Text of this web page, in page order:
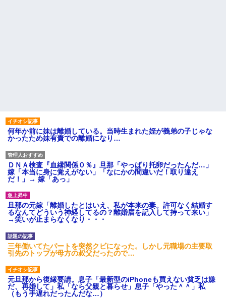
何年か前に妹は離婚している。当時生まれた姪が義弟の子じゃな
かったため妹有責での離婚になり…
ＤＮＡ検査『血縁関係０％』旦那「やっぱり托卵だったんだ…」
嫁「本当に身に覚えがない」「なにかの間違いだ！取り違え
だ！」→ 嫁「あっ」
旦那の元嫁「離婚したとはいえ、私が本来の妻。許可なく結婚す
るなんてどういう神経してるの？離婚届を記入して持って来い」
→笑いが止まらなくなり・・・
三年働いてたパートを突然クビになった。しかし元職場の主要取
引先のトップが母方の叔父だったので…
元旦那から復縁要請。息子「最新型のiPhoneも買えない貧乏は嫌
だ、再婚して」私「なら父親と暮らせ」息子「やった＾＾」私
（もう手遅れだったんだな…）